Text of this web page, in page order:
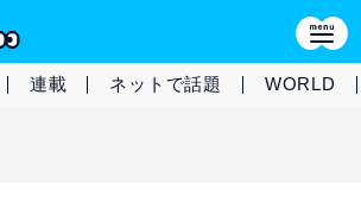
連載 ネットで話題 WORLD